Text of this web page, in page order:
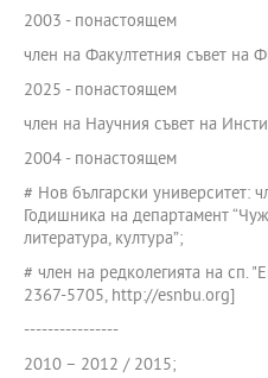
2003 - понастоящем
член на Факултетния съвет на
2025 - понастоящем
член на Научния съвет на
2004 - понастоящем
# Нов български университет:
Годишника на департамент
литература, култура”;
# член на редколегията на сп.
2367-5705, http://esnbu.org]
----------------
2010 – 2012 / 2015;